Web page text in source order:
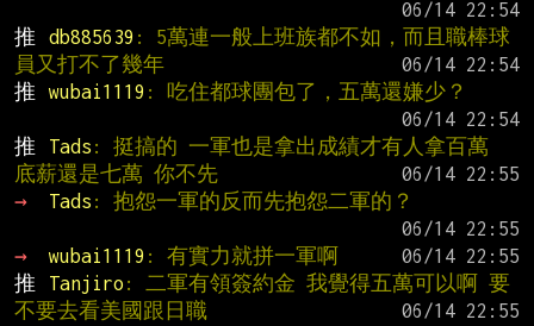
推
db885639 : 5萬連一般上班族都不如，而且職棒球
員又打不了幾年
推
wubai1119 : 吃住都球團包了，五萬還嫌少？
推
Tads : 挺搞的 一軍也是拿出成績才有人拿百萬
底薪還是七萬 你不先
→
Tads : 抱怨一軍的反而先抱怨二軍的？
→
wubai1119 : 有實力就拼一軍啊
推
Tanjiro : 二軍有領簽約金 我覺得五萬可以啊 要
不要去看美國跟日職